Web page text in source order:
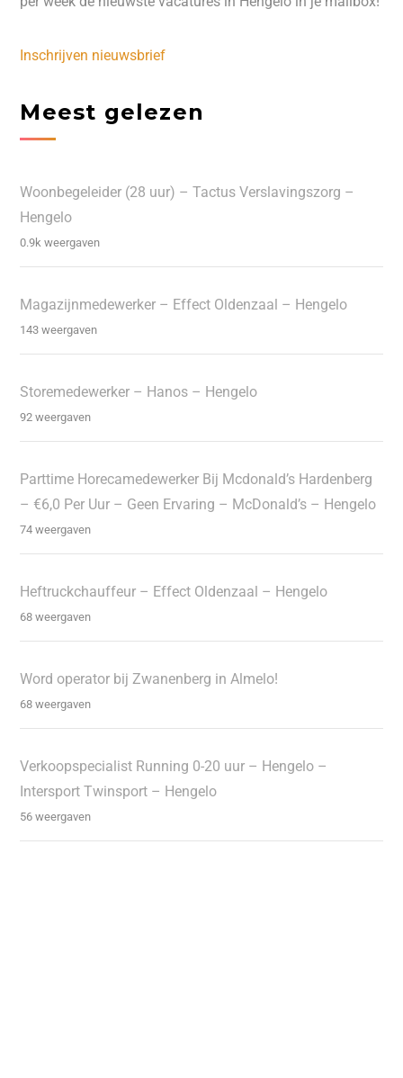
Inschrijven nieuwsbrief
Meest gelezen
Woonbegeleider (28 uur) – Tactus Verslavingszorg –
Hengelo
0.9k weergaven
Magazijnmedewerker – Effect Oldenzaal – Hengelo
143 weergaven
Storemedewerker – Hanos – Hengelo
92 weergaven
Parttime Horecamedewerker Bij Mcdonald’s Hardenberg
– €6,0 Per Uur – Geen Ervaring – McDonald’s – Hengelo
74 weergaven
Heftruckchauffeur – Effect Oldenzaal – Hengelo
68 weergaven
Word operator bij Zwanenberg in Almelo!
68 weergaven
Verkoopspecialist Running 0-20 uur – Hengelo –
Intersport Twinsport – Hengelo
56 weergaven